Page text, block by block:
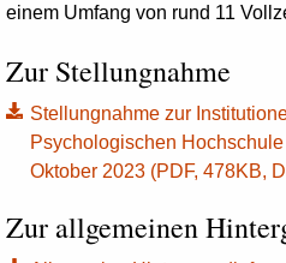
einem Umfang von rund 11
Zur Stellungnahme
Stellungnahme zur
Psychologischen
Oktober 2023 (PDF, 478KB,
Zur allgemeinen